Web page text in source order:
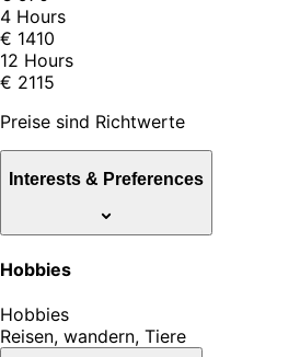
4 Hours
€ 1410
12 Hours
€ 2115
Preise sind Richtwerte
Interests & Preferences
Hobbies
Hobbies
Reisen, wandern, Tiere